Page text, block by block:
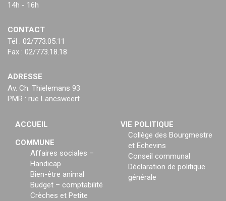
14h - 16h
CONTACT
Tél : 02/773.05.11
Fax : 02/773.18.18
ADRESSE
Av. Ch. Thielemans 93
PMR : rue Lancsweert
ACCUEIL
COMMUNE
Affaires sociales –
Handicap
Bien-être animal
Budget – comptabilité
Crèches et Petite
VIE POLITIQUE
Collège des Bourgmestre
et Echevins
Conseil communal
Déclaration de politique
générale